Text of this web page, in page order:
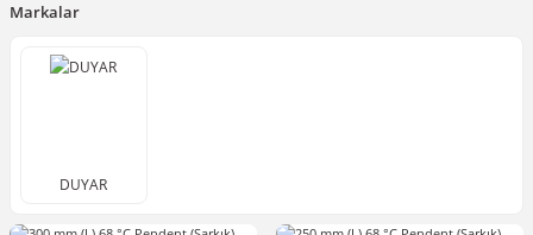
Markalar
DUYAR